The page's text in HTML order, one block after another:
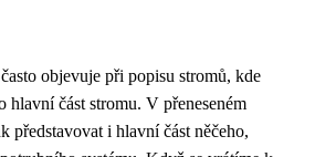
objevuje při popisu stromů, kde
hlavní část stromu. V přeneseném
představovat i hlavní část něčeho,